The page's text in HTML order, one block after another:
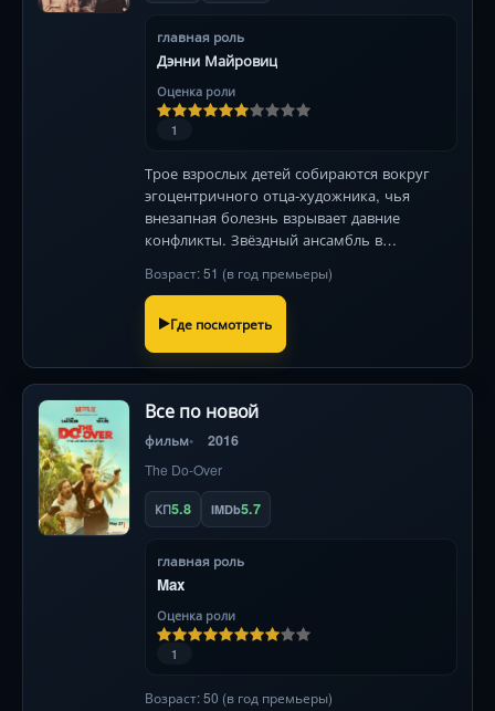
главная роль
Дэнни Майровиц
Оценка роли
1
Трое взрослых детей собираются вокруг
эгоцентричного отца-художника, чья
внезапная болезнь взрывает давние
конфликты. Звёздный ансамбль в
Возраст: 51 (в год премьеры)
Где посмотреть
Все по новой
фильм 2016
The Do-Over
КП5.8 IMDb5.7
главная роль
Max
Оценка роли
1
Возраст: 50 (в год премьеры)